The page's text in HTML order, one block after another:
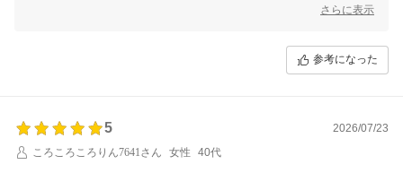
同じ商品を再度選んでいただけたことが、何よりの励みとなります。
上に努めてまいります。何かご不明な点やご意見がございましたら、い
つでもお気軽にご連絡ください。またのご利用を心よりお待ちしており
さらに表示
参考になった
5
2026/07/23
ころころころりん7641さん
女性 40代